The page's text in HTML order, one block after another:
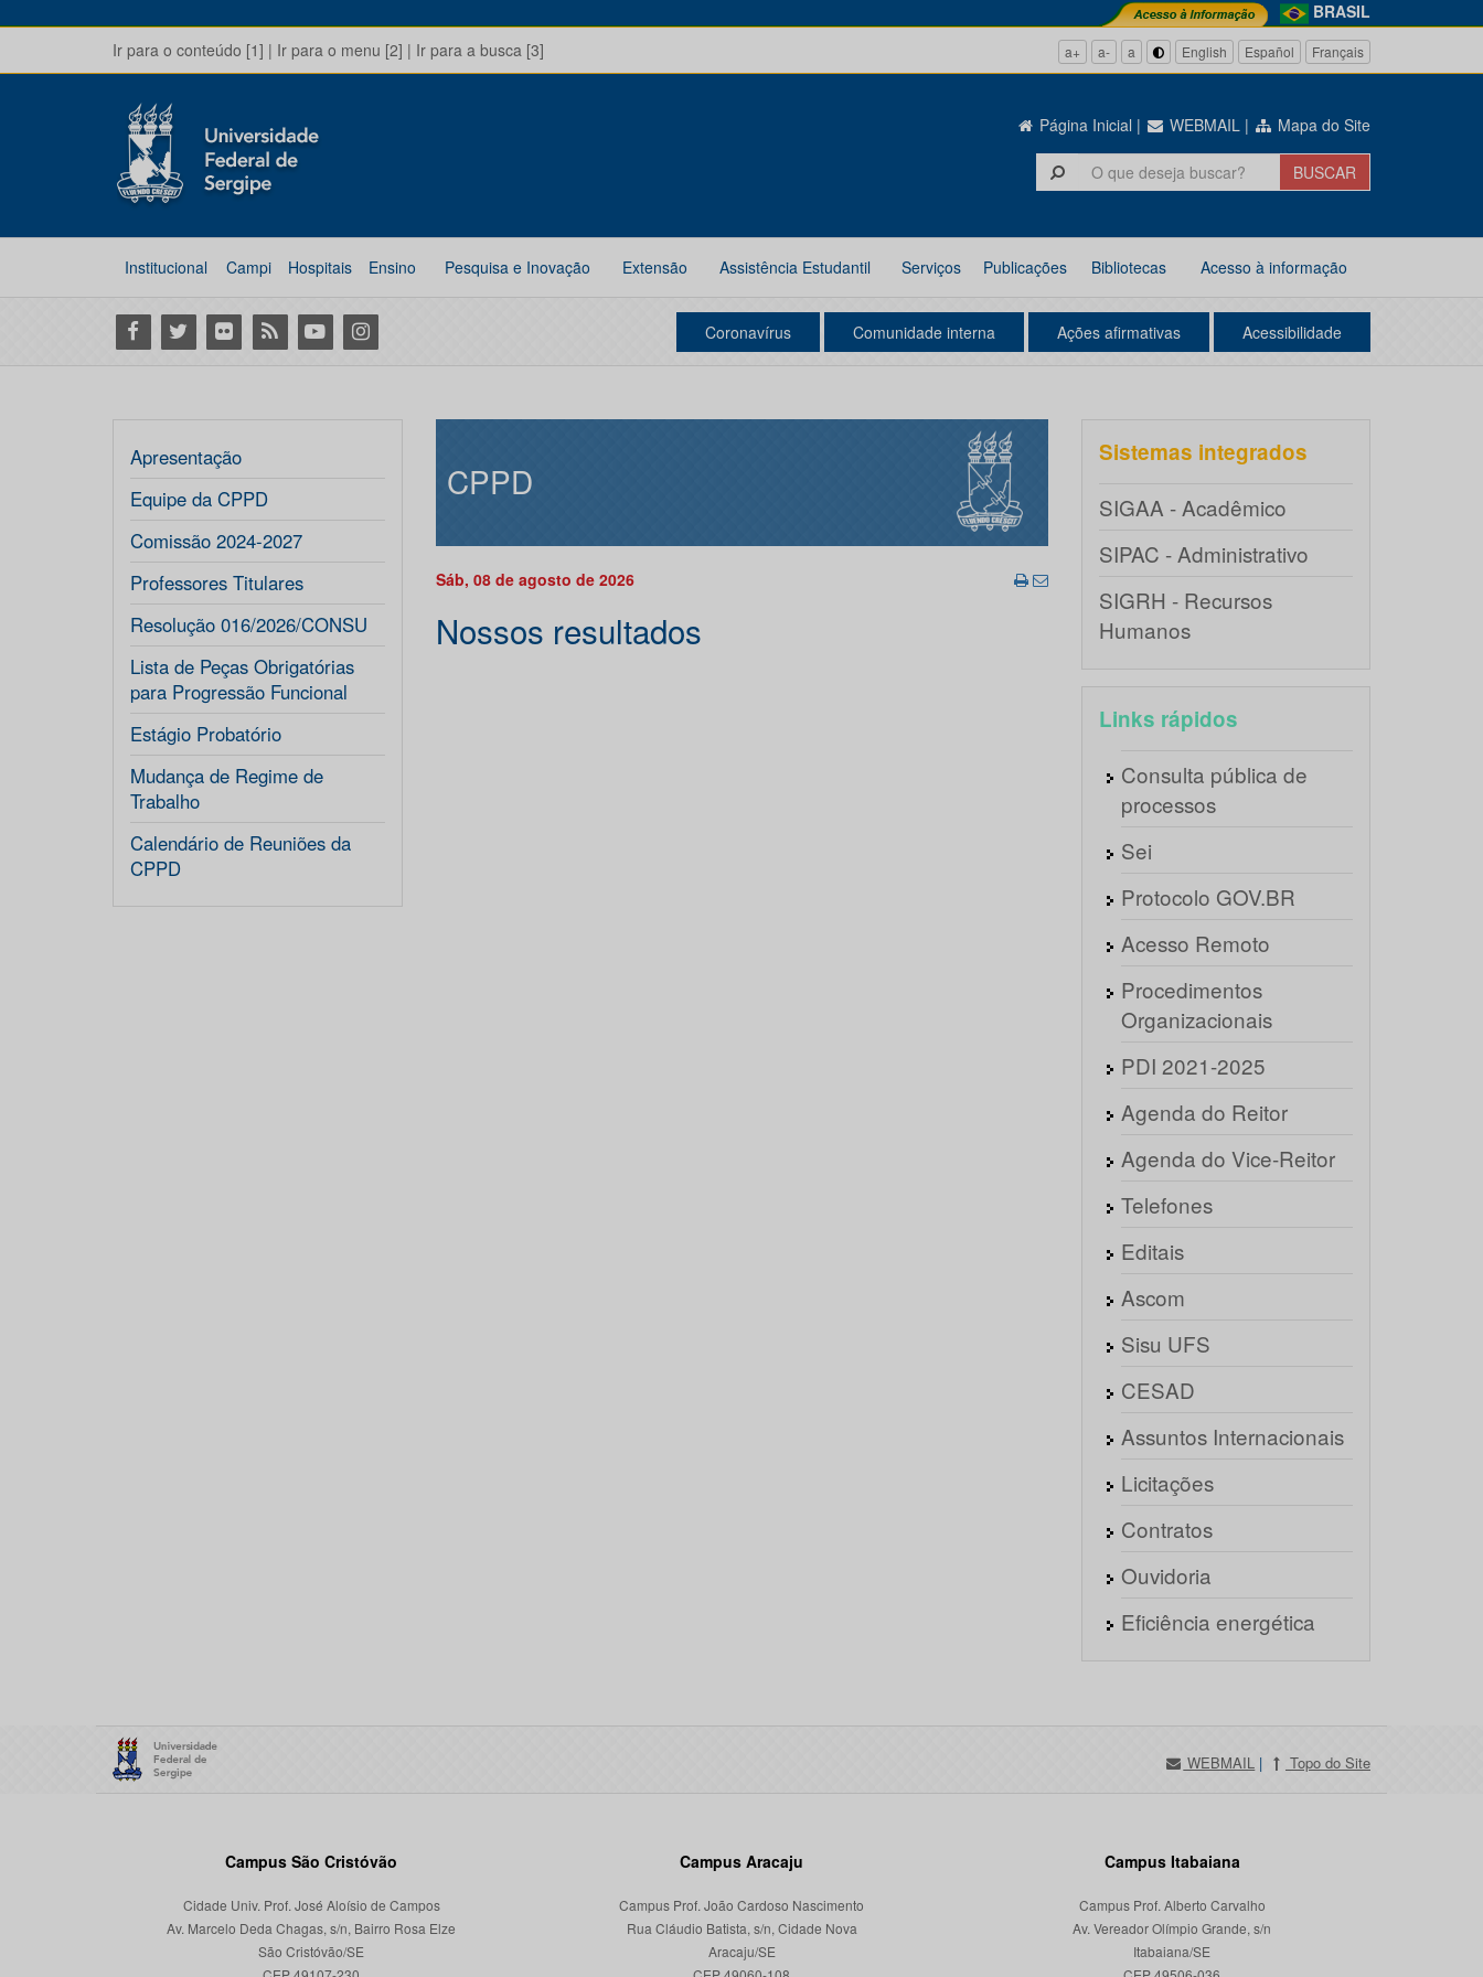
BRASIL
Ir para o conteúdo [1] | Ir para o menu [2] | Ir para a busca [3] a+ a- a English Español Français
Página Inicial | WEBMAIL | Mapa do Site
Institucional Campi Hospitais Ensino Pesquisa e Inovação Extensão Assistência Estudantil Serviços Publicações Bibliotecas Acesso à informação
Facebook
Twitter Flickr RSS YoutubeInstagram Coronavírus Comunidade interna Ações afirmativas Acessibilidade
Apresentação
Equipe da CPPD
Comissão 2024-2027
Professores Titulares
Resolução 016/2026/CONSU
Lista de Peças Obrigatórias
para Progressão Funcional
Estágio Probatório
Mudança de Regime de
Trabalho
Calendário de Reuniões da
CPPD
CPPD
Sáb, 08 de agosto de 2026
Nossos resultados
Sistemas integrados
SIGAA - Acadêmico
SIPAC - Administrativo
SIGRH - Recursos
Humanos
Links rápidos
Consulta pública de
processos
Sei
Protocolo GOV.BR
Acesso Remoto
Procedimentos
Organizacionais
PDI 2021-2025
Agenda do Reitor
Agenda do Vice-Reitor
Telefones
Editais
Ascom
Sisu UFS
CESAD
Assuntos Internacionais
Licitações
Contratos
Ouvidoria
Eficiência energética
WEBMAIL | Topo do Site
Campus São Cristóvão
Cidade Univ. Prof. José Aloísio de Campos
Av. Marcelo Deda Chagas, s/n, Bairro Rosa Elze
São Cristóvão/SE
Campus Aracaju
Campus Prof. João Cardoso Nascimento
Rua Cláudio Batista, s/n, Cidade Nova
Aracaju/SE
Campus Itabaiana
Campus Prof. Alberto Carvalho
Av. Vereador Olímpio Grande, s/n
Itabaiana/SE